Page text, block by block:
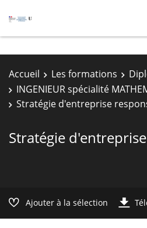
Accueil Les formations
INGENIEUR spécialité
Stratégie d'entreprise
Stratégie
Ajouter à la sélection